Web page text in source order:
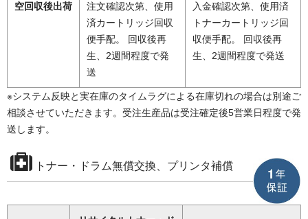
空回収後出荷
注文確認次第、使用
済カートリッジ回収
便手配。 回収後再
生、2週間程度で発
送
入金確認次第、使用済
トナーカートリッジ回
収便手配。 回収後再
生、2週間程度で発送
※システム反映と実在庫のタイムラグによる在庫切れの場合は別途ご
相談させていただきます。受注生産品は受注確定後5営業日程度で発
送します。
トナー・ドラム無償交換、プリンタ補償